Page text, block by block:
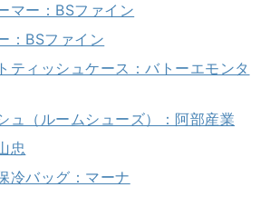
マー：BSファイン
：BSファイン
ティッシュケース：バトーエモンタ
ュ（ルームシューズ）：阿部産業
忠
冷バッグ：マーナ